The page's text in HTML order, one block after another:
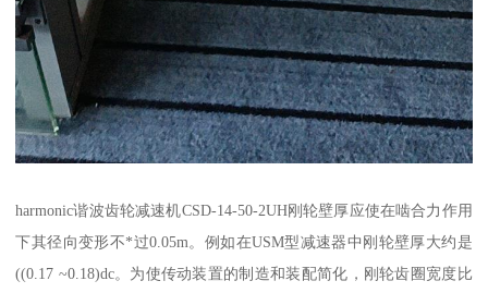
harmonic谐波齿轮减速机CSD-14-50-2UH刚轮壁厚应使在啮合力作用
下其径向变形不*过0.05m。例如在USM型减速器中刚轮壁厚大约是
((0.17 ~0.18)dc。为使传动装置的制造和装配简化，刚轮齿圈宽度比